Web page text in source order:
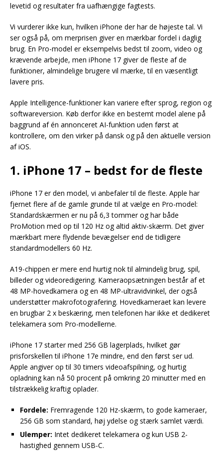
levetid og resultater fra uafhængige fagtests.
Vi vurderer ikke kun, hvilken iPhone der har de højeste tal. Vi
ser også på, om merprisen giver en mærkbar fordel i daglig
brug. En Pro-model er eksempelvis bedst til zoom, video og
krævende arbejde, men iPhone 17 giver de fleste af de
funktioner, almindelige brugere vil mærke, til en væsentligt
lavere pris.
Apple Intelligence-funktioner kan variere efter sprog, region og
softwareversion. Køb derfor ikke en bestemt model alene på
baggrund af én annonceret AI-funktion uden først at
kontrollere, om den virker på dansk og på den aktuelle version
af iOS.
1. iPhone 17 – bedst for de fleste
iPhone 17 er den model, vi anbefaler til de fleste. Apple har
fjernet flere af de gamle grunde til at vælge en Pro-model:
Standardskærmen er nu på 6,3 tommer og har både
ProMotion med op til 120 Hz og altid aktiv-skærm. Det giver
mærkbart mere flydende bevægelser end de tidligere
standardmodellers 60 Hz.
A19-chippen er mere end hurtig nok til almindelig brug, spil,
billeder og videoredigering. Kameraopsætningen består af et
48 MP-hovedkamera og en 48 MP-ultravidvinkel, der også
understøtter makrofotografering. Hovedkameraet kan levere
en brugbar 2 x beskæring, men telefonen har ikke et dedikeret
telekamera som Pro-modellerne.
iPhone 17 starter med 256 GB lagerplads, hvilket gør
prisforskellen til iPhone 17e mindre, end den først ser ud.
Apple angiver op til 30 timers videoafspilning, og hurtig
opladning kan nå 50 procent på omkring 20 minutter med en
tilstrækkelig kraftig oplader.
Fordele: Fremragende 120 Hz-skærm, to gode kameraer,
256 GB som standard, høj ydelse og stærk samlet værdi.
Ulemper: Intet dedikeret telekamera og kun USB 2-
hastighed gennem USB-C.